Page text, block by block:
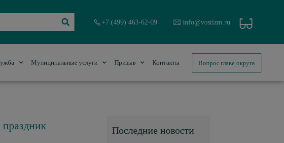
+7 (499) 463-62-09 info@vostizm.ru
Муниципальные услуги Призыв Контакты Вопрос главе округа
Последние новости